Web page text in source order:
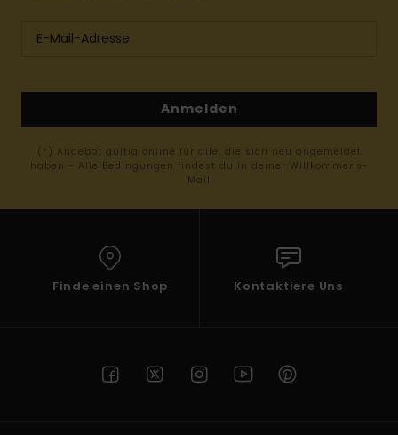
Anmelden
(*) Angebot gültig online für alle, die sich neu angemeldet
haben - Alle Bedingungen findest du in deiner Willkommens-
Mail
Finde einen Shop Kontaktiere Uns